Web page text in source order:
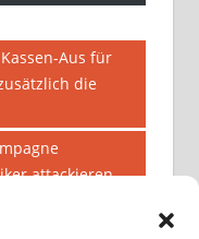
Aus für
die
attackieren